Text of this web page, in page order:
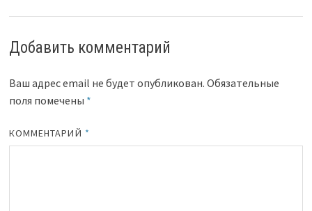
Добавить комментарий
Ваш адрес email не будет опубликован. Обязательные
поля помечены *
КОММЕНТАРИЙ *